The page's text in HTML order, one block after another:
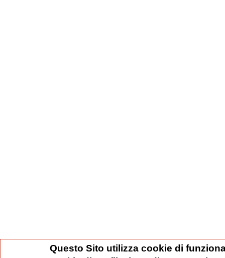
Questo Sito utilizza cookie di